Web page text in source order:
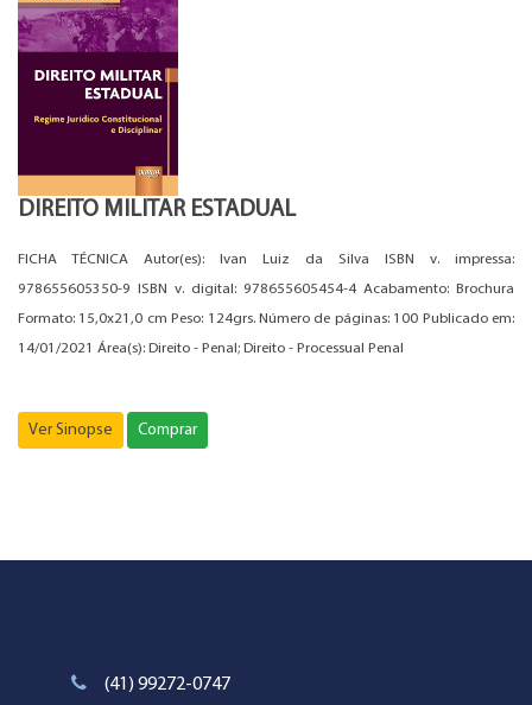
DIREITO MILITAR ESTADUAL
FICHA TÉCNICA Autor(es): Ivan Luiz da Silva ISBN v. impressa:
978655605350-9 ISBN v. digital: 978655605454-4 Acabamento: Brochura
Formato: 15,0x21,0 cm Peso: 124grs. Número de páginas: 100 Publicado em:
14/01/2021 Área(s): Direito - Penal; Direito - Processual Penal
Ver Sinopse Comprar
(41) 99272-0747